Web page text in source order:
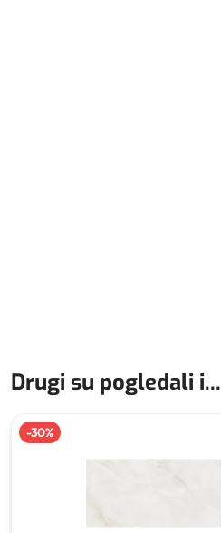
Drugi su pogledali i...
-30%